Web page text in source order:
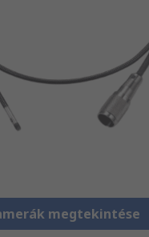
megtekintése